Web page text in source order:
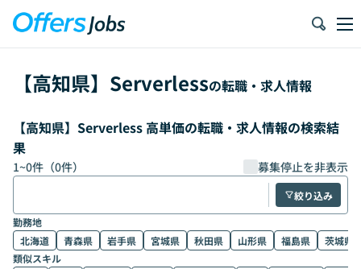
【高知県】 Serverlessの転職・求人情報
【高知県】Serverless 高単価の転職・求人情報の検索結
果
1~0件（0件） 募集停止を非表示
絞り込み
勤務地
北海道
青森県 岩手県 宮城県 秋田県 山形県 福島県
茨城県
類似スキル